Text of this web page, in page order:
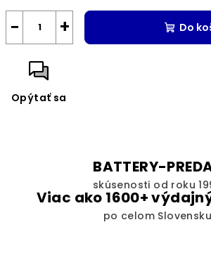
+
− Do
Opýtať sa
BATTERY-
skúsenosti od roku
Viac ako 1600+
po celom Slovensku